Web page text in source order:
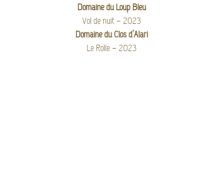
Domaine du Loup Bleu
Vol de nuit – 2023
Domaine du Clos d’Alari
Le Rolle – 2023